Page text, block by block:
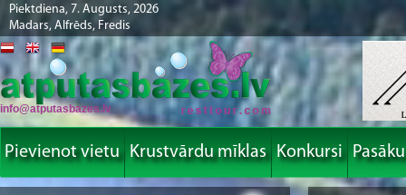
Piektdiena, 7. Augusts, 2026
Madars, Alfrēds, Fredis
info@atputasbazes.lv
Pievienot vietu Krustvārdu mīklas Konkursi